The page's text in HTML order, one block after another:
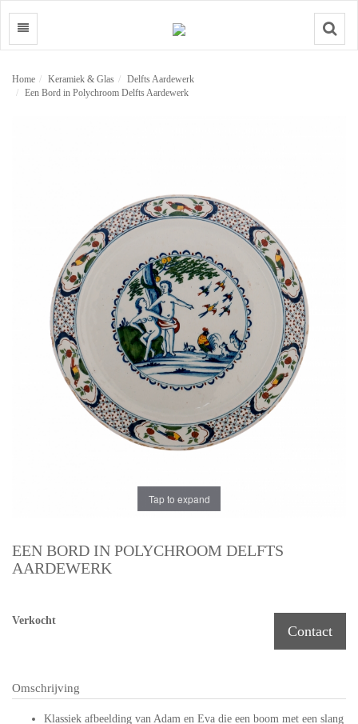
Search
Home Keramiek & Glas
Delfts Aardewerk
Een Bord in Polychroom Delfts Aardewerk
Tap to expand
EEN BORD IN POLYCHROOM DELFTS
AARDEWERK
Verkocht
Contact
Omschrijving
Klassiek afbeelding van Adam en Eva die een boom met een slang